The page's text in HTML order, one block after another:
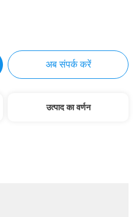
अब संपर्क करें
उत्पाद का वर्णन